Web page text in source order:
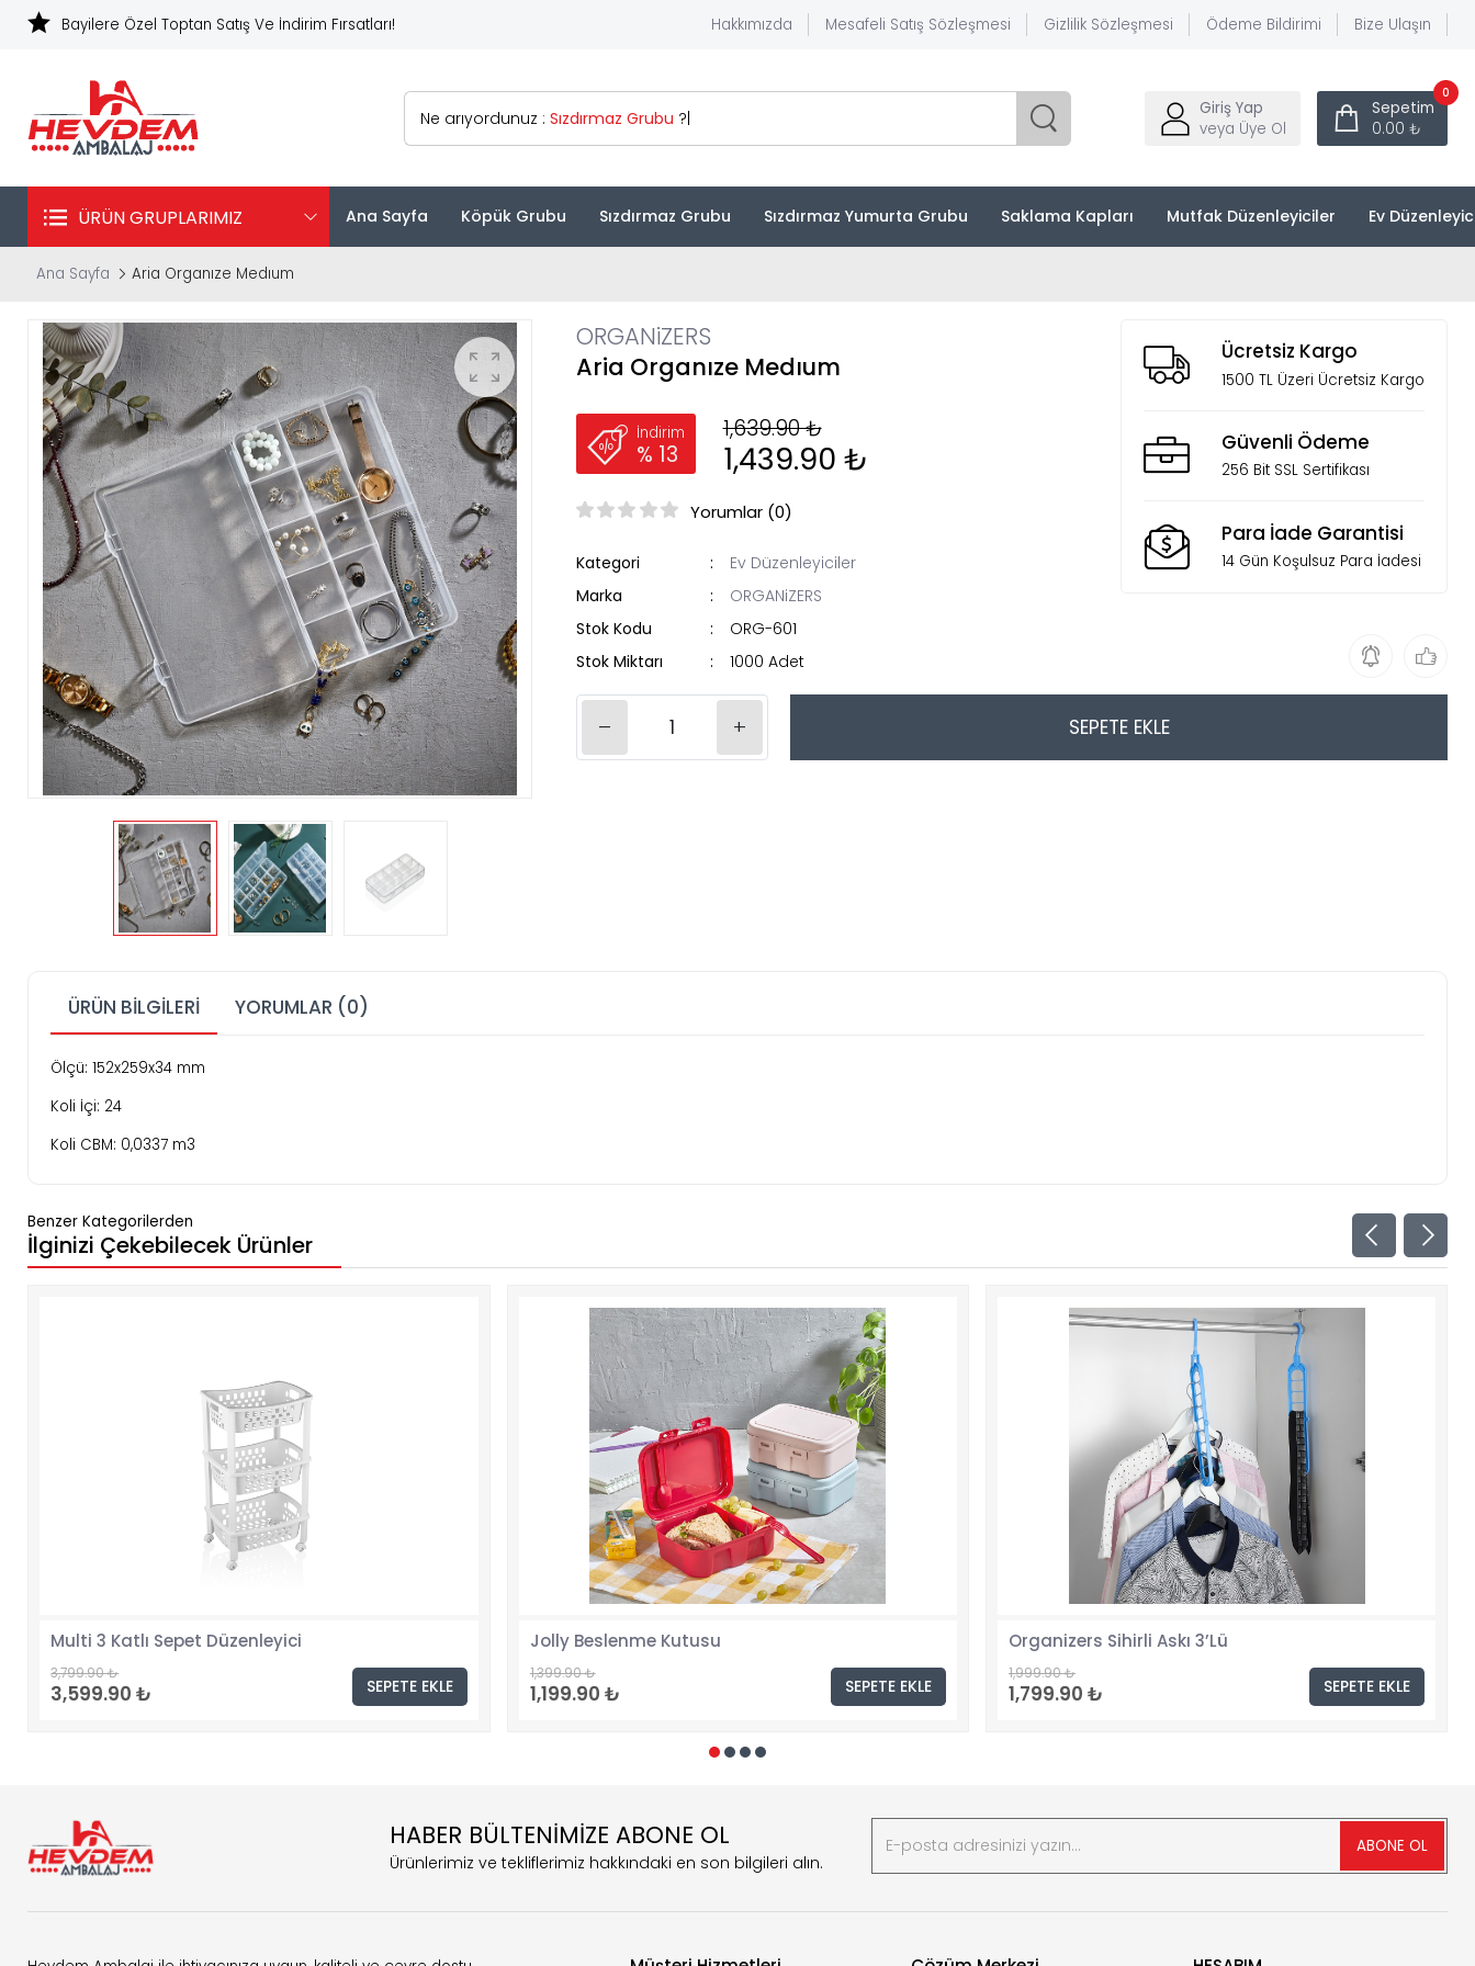
Bayilere Özel Toptan Satış Ve İndirim Fırsatları! Hakkımızda Mesafeli Satış Sözleşmesi Gizlilik Sözleşmesi Ödeme Bildirimi Bize Ulaşın
Ne arıyordunuz : Sızdırmaz Grubu ?|
Giriş Yap
veya Üye Ol
Sepetim
0.00 ₺
0
ÜRÜN GRUPLARIMIZ Ana Sayfa Köpük Grubu Sızdırmaz Grubu Sızdırmaz Yumurta Grubu Saklama Kapları Mutfak Düzenleyiciler Ev
Ana Sayfa Aria Organıze Medıum
ORGANiZERS
Aria Organıze Medıum
İndirim
% 13
1,639.90 ₺
1,439.90 ₺
Yorumlar (0)
Kategori
Ev Düzenleyiciler
Marka
ORGANiZERS
Stok Kodu
ORG-601
Stok Miktarı
1000 Adet
Ücretsiz Kargo
1500 TL Üzeri Ücretsiz Kargo
Güvenli Ödeme
256 Bit SSL Sertifikası
Para İade Garantisi
14 Gün Koşulsuz Para İadesi
– + SEPETE EKLE
ÜRÜN BILGILERI YORUMLAR (0)
Ölçü: 152x259x34 mm
Koli İçi: 24
Koli CBM: 0,0337 m3
Benzer Kategorilerden
İlginizi Çekebilecek Ürünler
Multi 3 Katlı Sepet Düzenleyici
3,799.90 ₺
3,599.90 ₺ SEPETE EKLE
Jolly Beslenme Kutusu
1,399.90 ₺
1,199.90 ₺ SEPETE EKLE
Organizers Sihirli Askı 3’Lü
1,999.90 ₺
1,799.90 ₺ SEPETE EKLE
HABER BÜLTENİMİZE ABONE OL
Ürünlerimiz ve tekliflerimiz hakkındaki en son bilgileri alın.
ABONE OL